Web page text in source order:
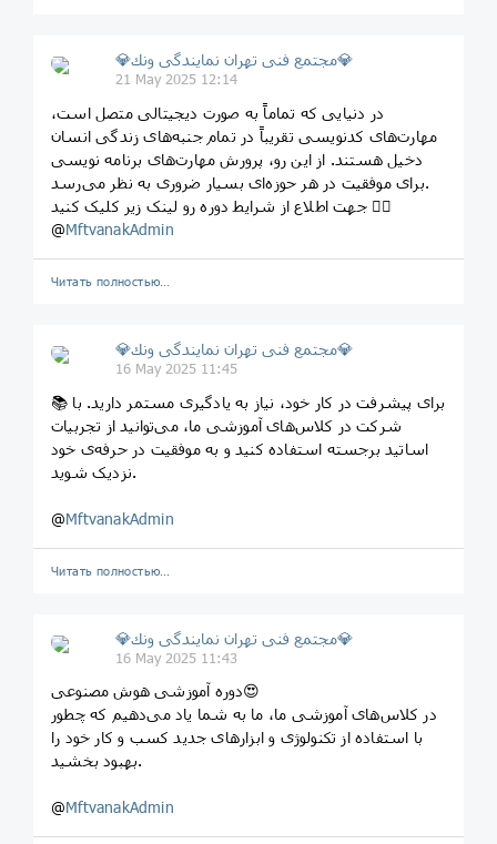
💎مجتمع فنى تهران نمايندگى ونك💎
21 May 2025 12:14
در دنیایی که تماماً به صورت دیجیتالی متصل است،
مهارت‌های کدنویسی تقریباً در تمام جنبه‌های زندگی انسان
دخیل هستند. از این رو، پرورش مهارت‌های برنامه نویسی
برای موفقیت در هر حوزه‌ای بسیار ضروری به نظر می‌رسد.
جهت اطلاع از شرایط دوره رو لینک زیر کلیک کنید 👇🏼
@MftvanakAdmin
Читать полностью…
💎مجتمع فنى تهران نمايندگى ونك💎
16 May 2025 11:45
📚 برای پیشرفت در کار خود، نیاز به یادگیری مستمر دارید. با
شرکت در کلاس‌های آموزشی ما، می‌توانید از تجربیات
اساتید برجسته استفاده کنید و به موفقیت در حرفه‌ی خود
نزدیک شويد.
@MftvanakAdmin
Читать полностью…
💎مجتمع فنى تهران نمايندگى ونك💎
16 May 2025 11:43
دوره آموزشی هوش مصنوعی😍
در کلاس‌های آموزشی ما، ما به شما یاد می‌دهیم که چطور
با استفاده از تکنولوژی و ابزارهای جدید کسب و کار خود را
بهبود بخشید.
@MftvanakAdmin